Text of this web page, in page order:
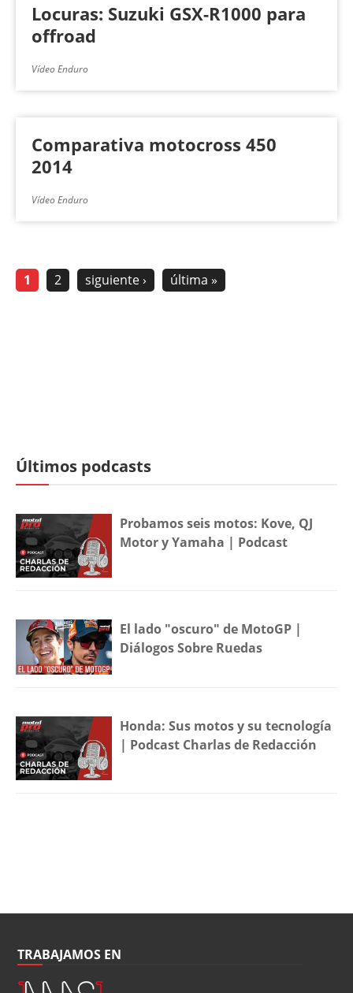
Locuras: Suzuki GSX-R1000 para
offroad
Vídeo Enduro
Comparativa motocross 450
2014
Vídeo Enduro
1 2 siguiente › última »
Últimos podcasts
Probamos seis motos: Kove, QJ
Motor y Yamaha | Podcast
El lado "oscuro" de MotoGP |
Diálogos Sobre Ruedas
Honda: Sus motos y su tecnología
| Podcast Charlas de Redacción
TRABAJAMOS EN